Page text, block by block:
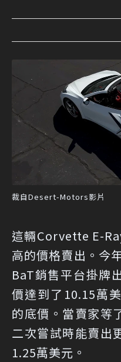
裁自Desert-Motors影片
這輛Corvette E-
高的價格賣出。今
BaT銷售平台掛牌
價達到了10.15萬
的底價。當賣家等
二次嘗試時能賣出
1.25萬美元。